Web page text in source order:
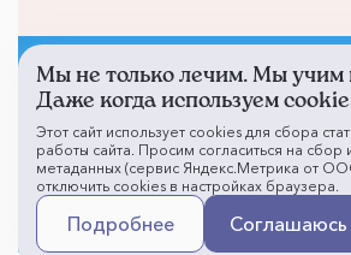
Не смогли
врачу?
Написать о проблеме
Мы не только лечим. Мы учим
Даже когда используем
Этот сайт использует cookies для сбора
работы сайта. Просим согласиться на
метаданных (сервис Яндекс.Метрика от
отключить cookies в настройках браузера.
Подробнее Соглашаюсь